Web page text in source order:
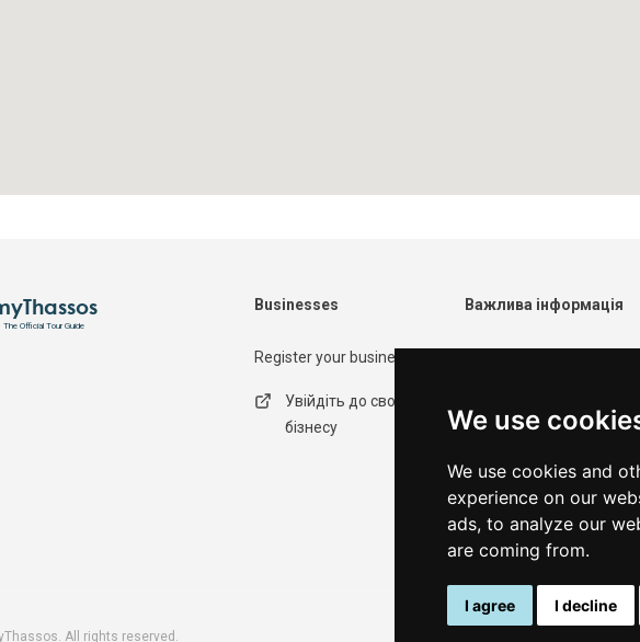
We use
We use cookies and
experience on our
ads, to analyze our
are coming from.
I agree I decline
The Official Tour Guide
Businesses
Register your business
Увійдіть до свого
бізнесу
Важлива інформація
конфіденційності
Умови використання
All rights reserved.